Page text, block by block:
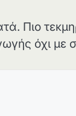
Πιο
όχι με